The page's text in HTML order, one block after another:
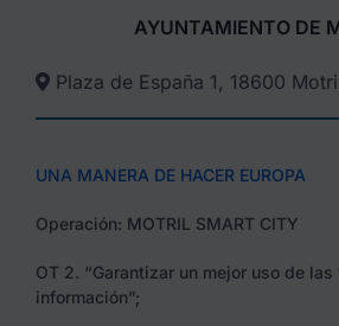
AYUNTAMIENTO DE
Plaza de España 1, 18600
UNA MANERA DE HACER EUROPA
Operación: MOTRIL SMART CITY
OT 2. “Garantizar un mejor uso de
información”;